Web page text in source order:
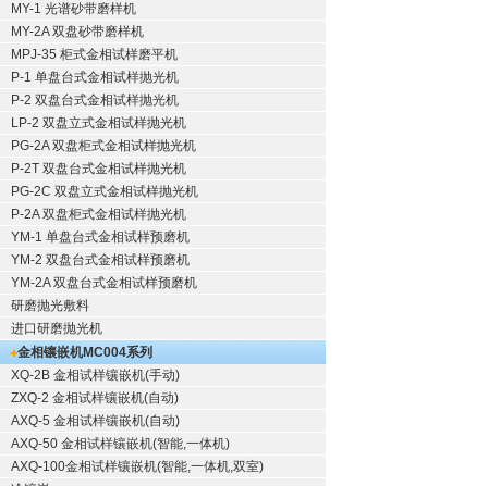
MY-1 光谱砂带磨样机
MY-2A 双盘砂带磨样机
MPJ-35 柜式金相试样磨平机
P-1 单盘台式金相试样抛光机
P-2 双盘台式金相试样抛光机
LP-2 双盘立式金相试样抛光机
PG-2A 双盘柜式金相试样抛光机
P-2T 双盘台式金相试样抛光机
PG-2C 双盘立式金相试样抛光机
P-2A 双盘柜式金相试样抛光机
YM-1 单盘台式金相试样预磨机
YM-2 双盘台式金相试样预磨机
YM-2A 双盘台式金相试样预磨机
研磨抛光敷料
进口研磨抛光机
金相镶嵌机MC004系列
XQ-2B 金相试样镶嵌机(手动)
ZXQ-2 金相试样镶嵌机(自动)
AXQ-5 金相试样镶嵌机(自动)
AXQ-50 金相试样镶嵌机(智能,一体机)
AXQ-100金相试样镶嵌机(智能,一体机,双室)